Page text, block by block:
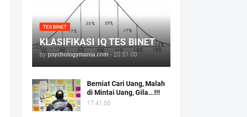
TES BINET
KLASIFIKASI IQ TES BINET
by psychologymania.com - 20.51.00
Berniat Cari Uang, Malah
di Mintai Uang, Gila...!!!
17.41.00